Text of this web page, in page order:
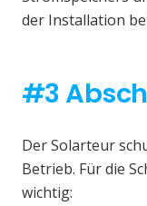
der Installation
#3
Der Solarteur
Betrieb. Für die
wichtig: